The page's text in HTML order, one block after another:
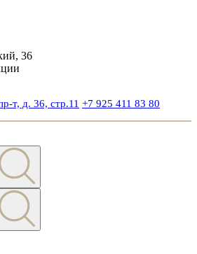
36
т, д. 36, стр.11 +7 925 411 83 80